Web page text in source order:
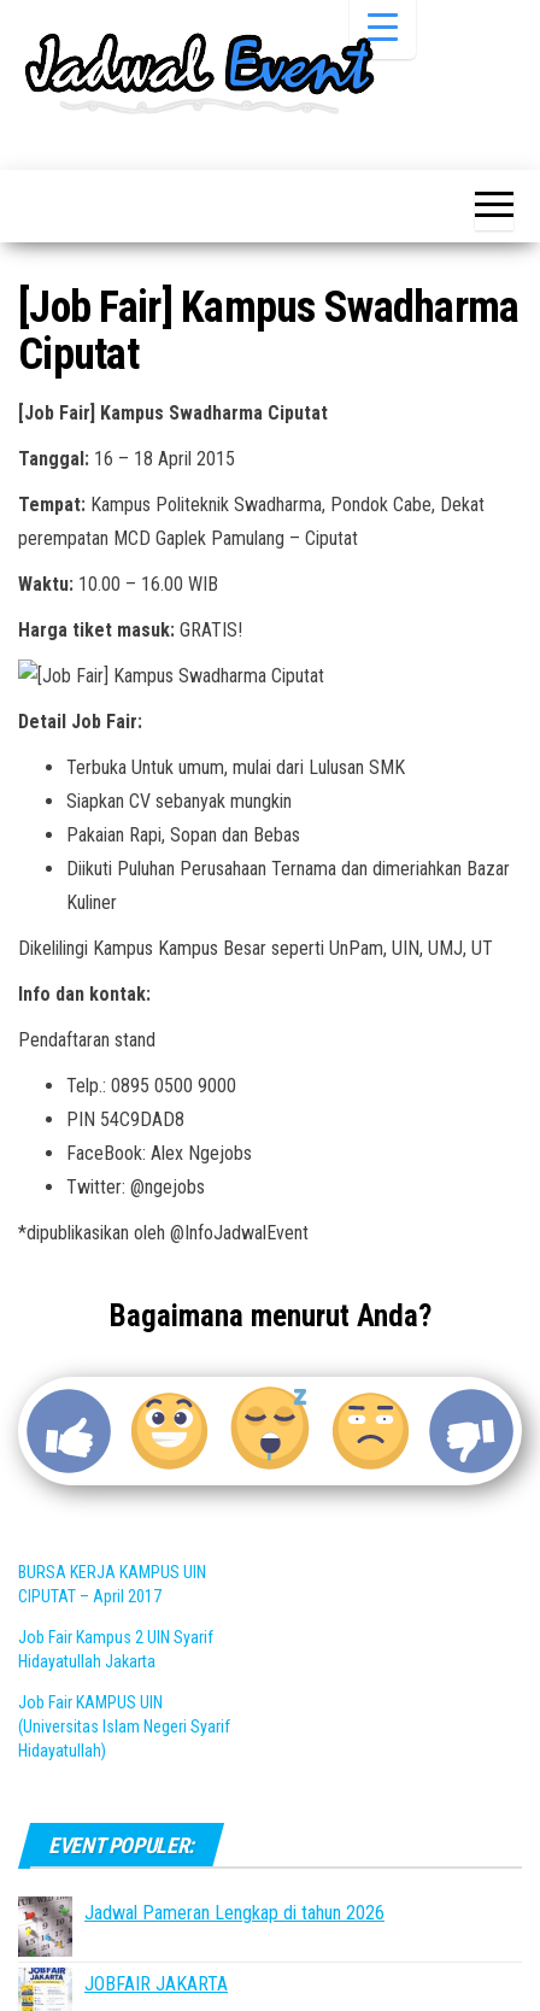
Pameran,
Acara &
Promo
Pameran,
Bazaar,
Workshop,
[Job Fair] Kampus Swadharma
Ciputat
[Job Fair] Kampus Swadharma Ciputat
Tanggal: 16 – 18 April 2015
Tempat: Kampus Politeknik Swadharma, Pondok Cabe, Dekat
perempatan MCD Gaplek Pamulang – Ciputat
Waktu: 10.00 – 16.00 WIB
Harga tiket masuk: GRATIS!
Detail Job Fair:
Terbuka Untuk umum, mulai dari Lulusan SMK
Siapkan CV sebanyak mungkin
Pakaian Rapi, Sopan dan Bebas
Diikuti Puluhan Perusahaan Ternama dan dimeriahkan Bazar
Kuliner
Dikelilingi Kampus Kampus Besar seperti UnPam, UIN, UMJ, UT
Info dan kontak:
Pendaftaran stand
Telp.: 0895 0500 9000
PIN 54C9DAD8
FaceBook: Alex Ngejobs
Twitter: @ngejobs
*dipublikasikan oleh @InfoJadwalEvent
Bagaimana menurut Anda?
BURSA KERJA KAMPUS UIN
CIPUTAT – April 2017
Job Fair Kampus 2 UIN Syarif
Hidayatullah Jakarta
Job Fair KAMPUS UIN
(Universitas Islam Negeri Syarif
Hidayatullah)
EVENT POPULER:
Jadwal Pameran Lengkap di tahun 2026
JOBFAIR JAKARTA